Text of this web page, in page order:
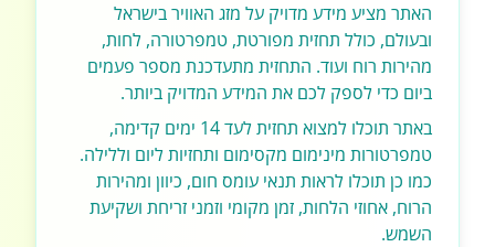
האתר מציע מידע מדויק על מזג האוויר בישראל
ובעולם, כולל תחזית מפורטת, טמפרטורה, לחות,
מהירות רוח ועוד. התחזית מתעדכנת מספר פעמים
ביום כדי לספק לכם את המידע המדויק ביותר.
באתר תוכלו למצוא תחזית לעד 14 ימים קדימה,
טמפרטורות מינימום מקסימום ותחזיות ליום וללילה.
כמו כן תוכלו לראות תנאי עומס חום, כיוון ומהירות
הרוח, אחוזי הלחות, זמן מקומי וזמני זריחת ושקיעת
השמש.